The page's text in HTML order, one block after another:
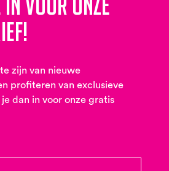
zijn van nieuwe
profiteren van exclusieve
dan in voor onze gratis